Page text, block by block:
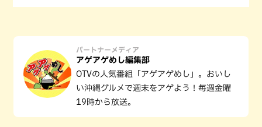
パートナーメディア
アゲアゲめし編集部
OTVの人気番組「アゲアゲめし」。おいし
い沖縄グルメで週末をアゲよう！毎週金曜
19時から放送。